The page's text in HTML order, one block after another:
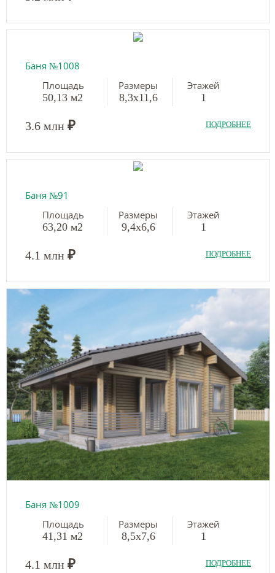
Баня №1008
Площадь
50,13 м2
Размеры
8,3х11,6
Этажей
1
3.6 млн ₽ ПОДРОБНЕЕ
Баня №91
Площадь
63,20 м2
Размеры
9,4х6,6
Этажей
1
4.1 млн ₽ ПОДРОБНЕЕ
Баня №1009
Площадь
41,31 м2
Размеры
8,5х7,6
Этажей
1
4.1 млн ₽ ПОДРОБНЕЕ